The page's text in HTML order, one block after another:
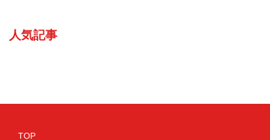
人気記事
TOP